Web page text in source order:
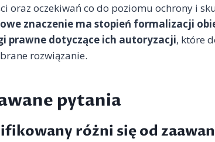
oraz oczekiwań co do poziomu ochrony i
znaczenie ma stopień formalizacji
prawne dotyczące ich autoryzacji, które
rozwiązanie.
pytania
różni się od